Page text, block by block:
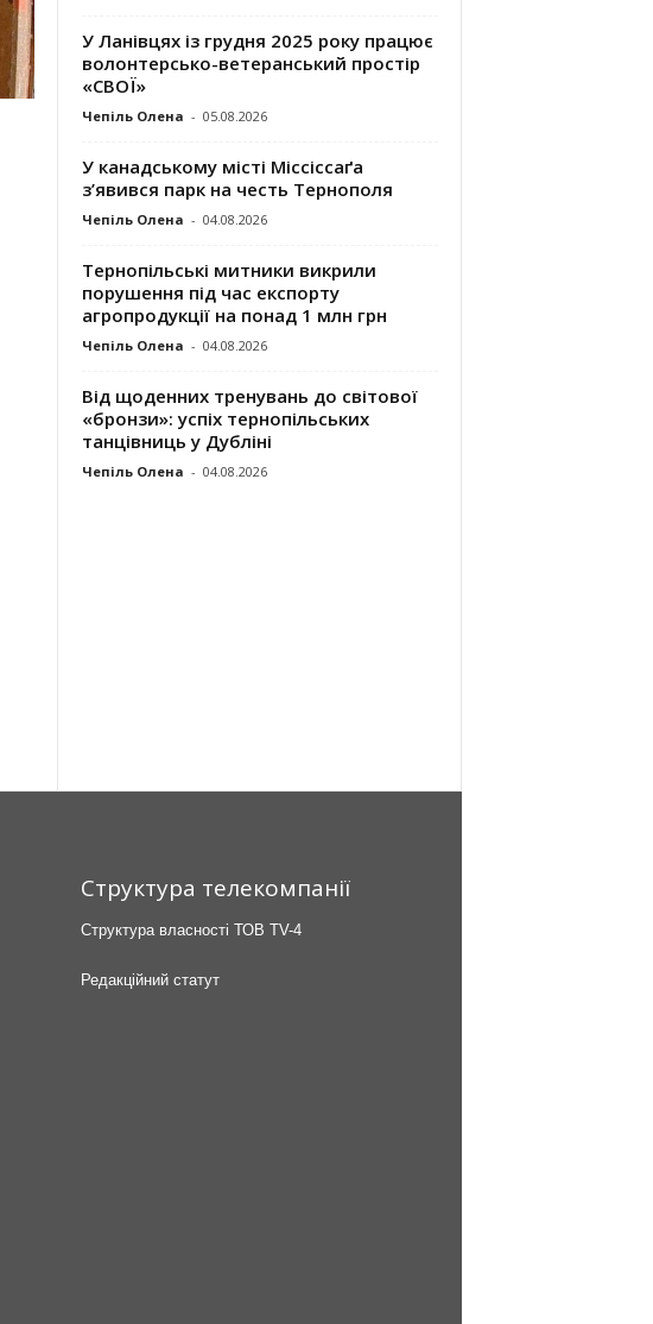
У Ланівцях із грудня 2025 року працює
волонтерсько-ветеранський простір
«СВОЇ»
Чепіль Олена - 05.08.2026
У канадському місті Міссіссаґа
з’явився парк на честь Тернополя
Чепіль Олена - 04.08.2026
Тернопільські митники викрили
порушення під час експорту
агропродукції на понад 1 млн грн
Чепіль Олена - 04.08.2026
Від щоденних тренувань до світової
«бронзи»: успіх тернопільських
танцівниць у Дубліні
Чепіль Олена - 04.08.2026
Структура телекомпанії
Структура власності ТОВ TV-4
Редакційний статут